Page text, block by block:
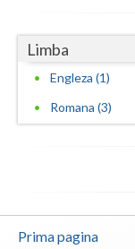
Limba
Engleza (1)
Romana (3)
Prima pagina